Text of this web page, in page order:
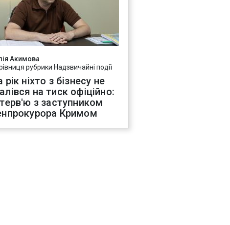
Акимова
рубрики Надзвичайні події
рік ніхто з бізнесу не
на тиск офіційно:
з заступником
Кримом